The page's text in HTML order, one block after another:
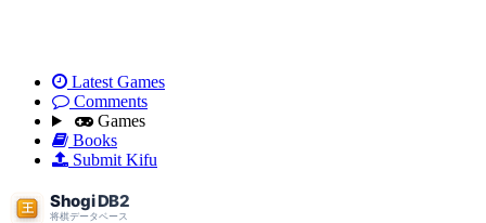
Latest Games
Comments
Games
Books
Submit Kifu